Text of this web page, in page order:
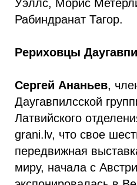
Уэллс, Морис
Рабиндранат Тагор.
Рериховцы
Сергей Ананьев,
Даугавпилсской
Латвийского
grani.lv, что свое
передвижная
миру, начала с